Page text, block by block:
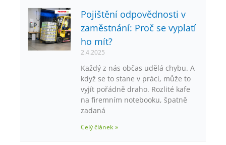
Pojištění odpovědnosti v
zaměstnání: Proč se vyplatí
ho mít?
2.4.2025
Každý z nás občas udělá chybu. A
když se to stane v práci, může to
vyjít pořádně draho. Rozlité kafe
na firemním notebooku, špatně
zadaná
Celý článek »